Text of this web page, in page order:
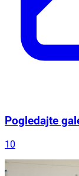
Pogledajte
10